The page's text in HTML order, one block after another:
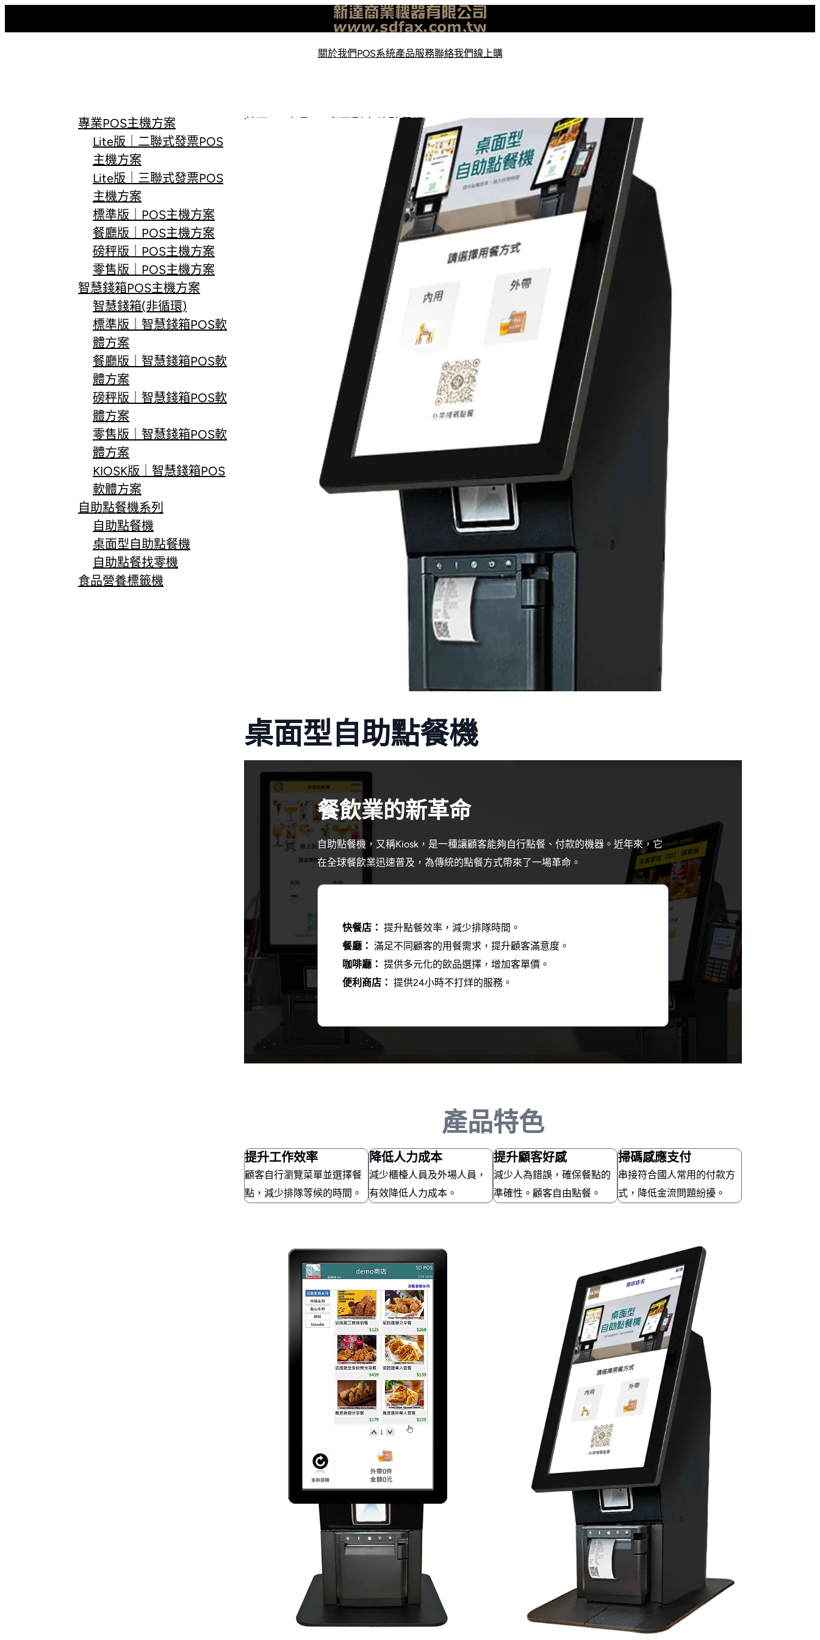
至
關於我們POS系統產品服務聯絡我們線上購
專業POS主機方案
Lite版｜二聯式發票POS
主機方案
Lite版｜三聯式發票POS
主機方案
標準版｜POS主機方案
餐廳版｜POS主機方案
磅秤版｜POS主機方案
零售版｜POS主機方案
智慧錢箱POS主機方案
智慧錢箱(非循環)
標準版｜智慧錢箱POS軟
體方案
餐廳版｜智慧錢箱POS軟
體方案
磅秤版｜智慧錢箱POS軟
體方案
零售版｜智慧錢箱POS軟
體方案
KIOSK版｜智慧錢箱POS
軟體方案
自助點餐機系列
自助點餐機
桌面型自助點餐機
自助點餐找零機
食品營養標籤機
首頁 桌面型自助點餐機
桌面型自助點餐機
餐飲業的新革命
自助點餐機，又稱Kiosk，是一種讓顧客能夠自行點餐、付款的機器。近年來，它
在全球餐飲業迅速普及，為傳統的點餐方式帶來了一場革命。
快餐店： 提升點餐效率，減少排隊時間。
餐廳： 滿足不同顧客的用餐需求，提升顧客滿意度。
咖啡廳： 提供多元化的飲品選擇，增加客單價。
便利商店： 提供24小時不打烊的服務。
產品特色
提升工作效率
顧客自行瀏覽菜單並選擇餐
點，減少排隊等候的時間。
降低人力成本
減少櫃檯人員及外場人員，
有效降低人力成本。
提升顧客好感
減少人為錯誤，確保餐點的
準確性。顧客自由點餐。
掃碼感應支付
串接符合國人常用的付款方
式，降低金流問題紛擾。